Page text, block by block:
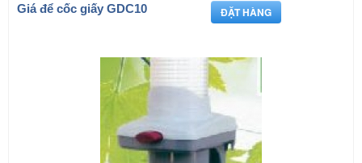
Giá để cốc giấy GDC10